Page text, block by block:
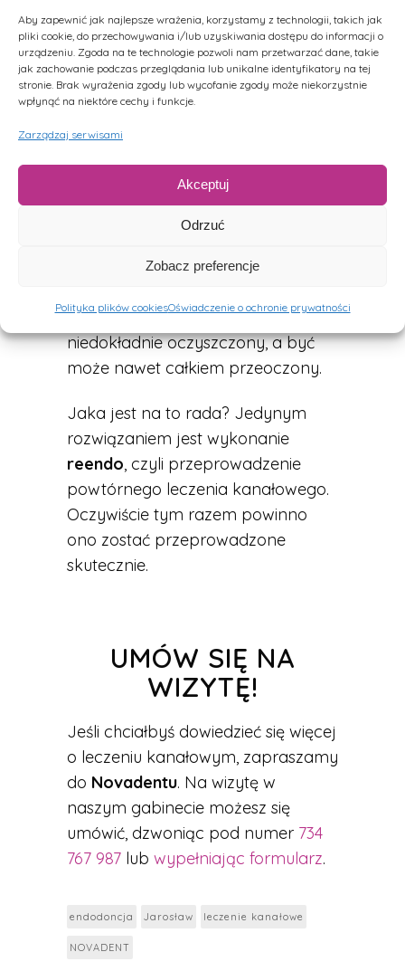
Aby zapewnić jak najlepsze wrażenia, korzystamy z technologii, takich jak
pliki cookie, do przechowywania i/lub uzyskiwania dostępu do informacji o
urządzeniu. Zgoda na te technologie pozwoli nam przetwarzać dane, takie
jak zachowanie podczas przeglądania lub unikalne identyfikatory na tej
stronie. Brak wyrażenia zgody lub wycofanie zgody może niekorzystnie
wpłynąć na niektóre cechy i funkcje.
Zarządzaj serwisami
Akceptuj
Odrzuć
Zobacz preferencje
Polityka plików cookiesOświadczenie o ochronie prywatności
OD LECZENIA
Zdarzają się też takie przypadki, że
po leczeniu kanałowym ząb nie
tymczasem
upływie kilku miesięcy, a nawet lat.
Najczęściej takie objawy świadczą
o tym, że tak naprawdę leczenie
przeprowadzone nieskutecznie
miazga – któryś z nich został
niedokładnie oczyszczony, a być
może nawet całkiem przeoczony.
Jaka jest na to rada? Jedynym
rozwiązaniem jest wykonanie
reendo, czyli przeprowadzenie
powtórnego leczenia kanałowego.
Oczywiście tym razem powinno
ono zostać przeprowadzone
skutecznie.
UMÓW SIĘ NA
WIZYTĘ!
Jeśli chciałbyś dowiedzieć się więcej
o leczeniu kanałowym, zapraszamy
do Novadentu. Na wizytę w
naszym gabinecie możesz się
umówić, dzwoniąc pod numer 734
767 987 lub wypełniając formularz.
endodoncja Jarosław leczenie kanałowe
NOVADENT